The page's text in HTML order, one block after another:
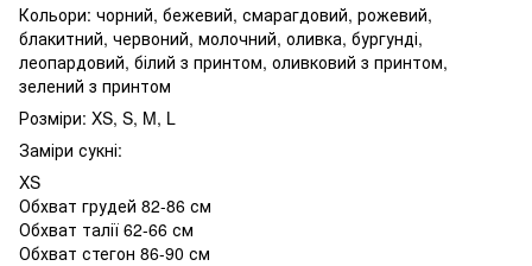
Кольори: чорний, бежевий, смарагдовий, рожевий,
блакитний, червоний, молочний, оливка, бургунді,
леопардовий, білий з принтом, оливковий з принтом,
зелений з принтом
Розміри: XS, S, M, L
Заміри сукні:
XS
Обхват грудей 82-86 см
Обхват талії 62-66 см
Обхват стегон 86-90 см